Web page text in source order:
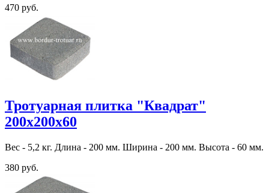
470 руб.
Тротуарная плитка "Квадрат"
200х200х60
Вес - 5,2 кг. Длина - 200 мм. Ширина - 200 мм. Высота - 60 мм.
380 руб.